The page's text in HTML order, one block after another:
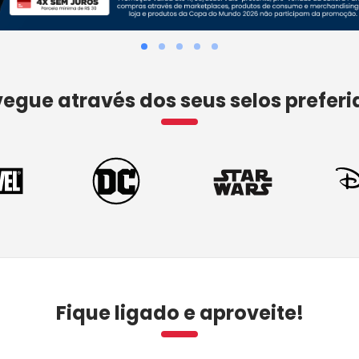
através dos seus selos
Fique ligado e aproveite!